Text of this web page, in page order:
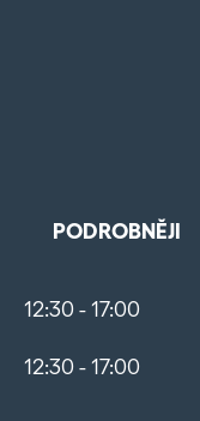
PODROBNĚJI
12:30 - 17:00
12:30 - 17:00